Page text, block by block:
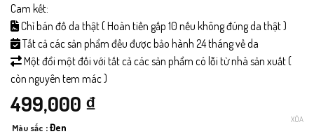
Cam kết:
Chỉ bán đồ da thật ( Hoàn tiền gấp 10 nếu không đúng da thật )
Tất cả các sản phẩm đều được bảo hành 24 tháng về da
Một đổi một đối với tất cả các sản phẩm có lỗi từ nhà sản xuất (
còn nguyên tem mác )
499,000 ₫
Màu sắc : Đen
XÓA